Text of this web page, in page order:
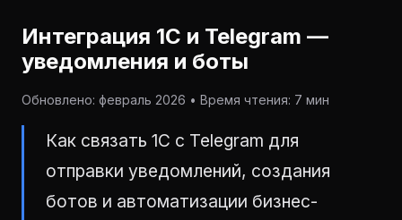
Интеграция 1С и Telegram —
уведомления и боты
Обновлено: февраль 2026 • Время чтения: 7 мин
Как связать 1С с Telegram для
отправки уведомлений, создания
ботов и автоматизации бизнес-